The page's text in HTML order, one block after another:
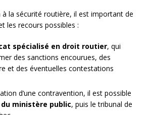
à la sécurité routière, il est important de
les recours possibles :
spécialisé en droit routier, qui
des sanctions encourues, des
et des éventuelles contestations
d’une contravention, il est possible
ministère public, puis le tribunal de